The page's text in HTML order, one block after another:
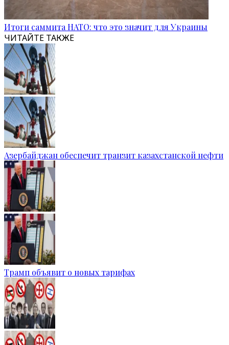
Итоги саммита НАТО: что это значит для Украины
ЧИТАЙТЕ ТАКЖЕ
Азербайджан обеспечит транзит казахстанской нефти
Трамп объявит о новых тарифах